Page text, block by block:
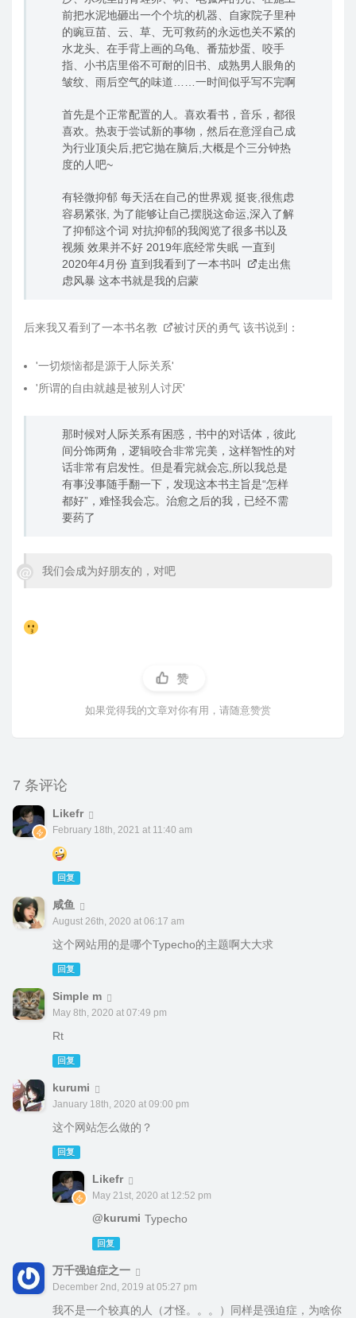
前把水泥地砸出一个个坑的机器、自家院子里种
的豌豆苗、云、草、无可救药的永远也关不紧的
水龙头、在手背上画的乌龟、番茄炒蛋、咬手
指、小书店里俗不可耐的旧书、成熟男人眼角的
皱纹、雨后空气的味道……一时间似乎写不完啊
首先是个正常配置的人。喜欢看书，音乐，都很
喜欢。热衷于尝试新的事物，然后在意淫自己成
为行业顶尖后,把它抛在脑后,大概是个三分钟热
度的人吧~
有轻微抑郁 每天活在自己的世界观 挺丧,很焦虑
容易紧张, 为了能够让自己摆脱这命运,深入了解
了抑郁这个词 对抗抑郁的我阅览了很多书以及
视频 效果并不好 2019年底经常失眠 一直到
2020年4月份 直到我看到了一本书叫
走出焦
虑风暴 这本书就是我的启蒙
后来我又看到了一本书名教 被讨厌的勇气 该书说到：
'一切烦恼都是源于人际关系'
'所谓的自由就越是被别人讨厌'
那时候对人际关系有困惑，书中的对话体，彼此
间分饰两角，逻辑咬合非常完美，这样智性的对
话非常有启发性。但是看完就会忘,所以我总是
有事没事随手翻一下，发现这本书主旨是“怎样
都好”，难怪我会忘。治愈之后的我，已经不需
要药了
我们会成为好朋友的，对吧
赞
如果觉得我的文章对你有用，请随意赞赏
7 条评论
Likefr
February 18th, 2021 at 11:40 am
回复
咸鱼
August 26th, 2020 at 06:17 am
这个网站用的是哪个Typecho的主题啊大大求
回复
Simple m
May 8th, 2020 at 07:49 pm
Rt
回复
kurumi
January 18th, 2020 at 09:00 pm
这个网站怎么做的？
回复
Likefr
May 21st, 2020 at 12:52 pm
@kurumi Typecho
回复
万千强迫症之一
December 2nd, 2019 at 05:27 pm
我不是一个较真的人（才怪。。。）同样是强迫症，为啥你